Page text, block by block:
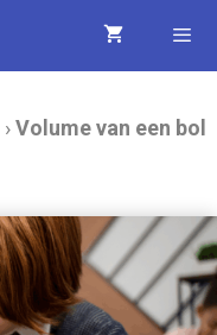
›Volume van een bol